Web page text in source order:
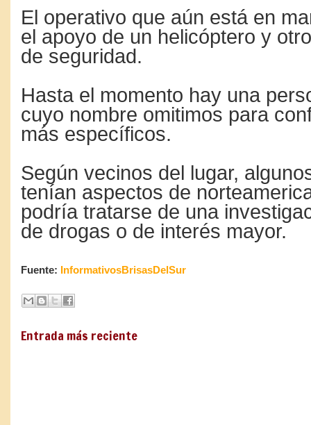
El operativo que aún está en
el apoyo de un helicóptero y
de seguridad.
Hasta el momento hay una
cuyo nombre omitimos para
más específicos.
Según vecinos del lugar,
tenían aspectos de
podría tratarse de una
de drogas o de interés mayor.
Fuente: InformativosBrisasDelSur
Entrada más reciente